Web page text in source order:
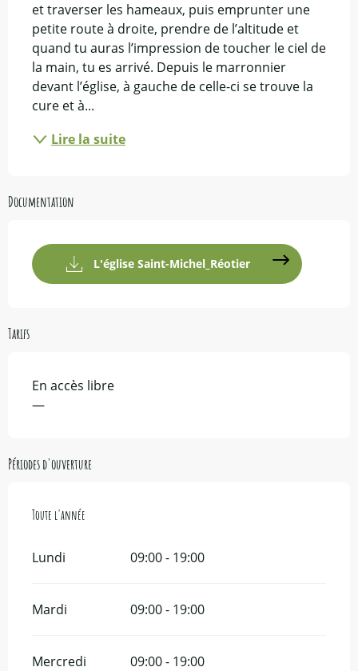
et traverser les hameaux, puis emprunter une
petite route à droite, prendre de l’altitude et
quand tu auras l’impression de toucher le ciel de
la main, tu es arrivé. Depuis le marronnier
devant l’église, à gauche de celle-ci se trouve la
cure et à...
Lire la suite
Documentation
L'église Saint-Michel_Réotier
Tarifs
En accès libre
—
Périodes d'ouverture
Toute l'année
Toute l'année
Lundi 09:00 - 19:00
Mardi 09:00 - 19:00
Mercredi 09:00 - 19:00